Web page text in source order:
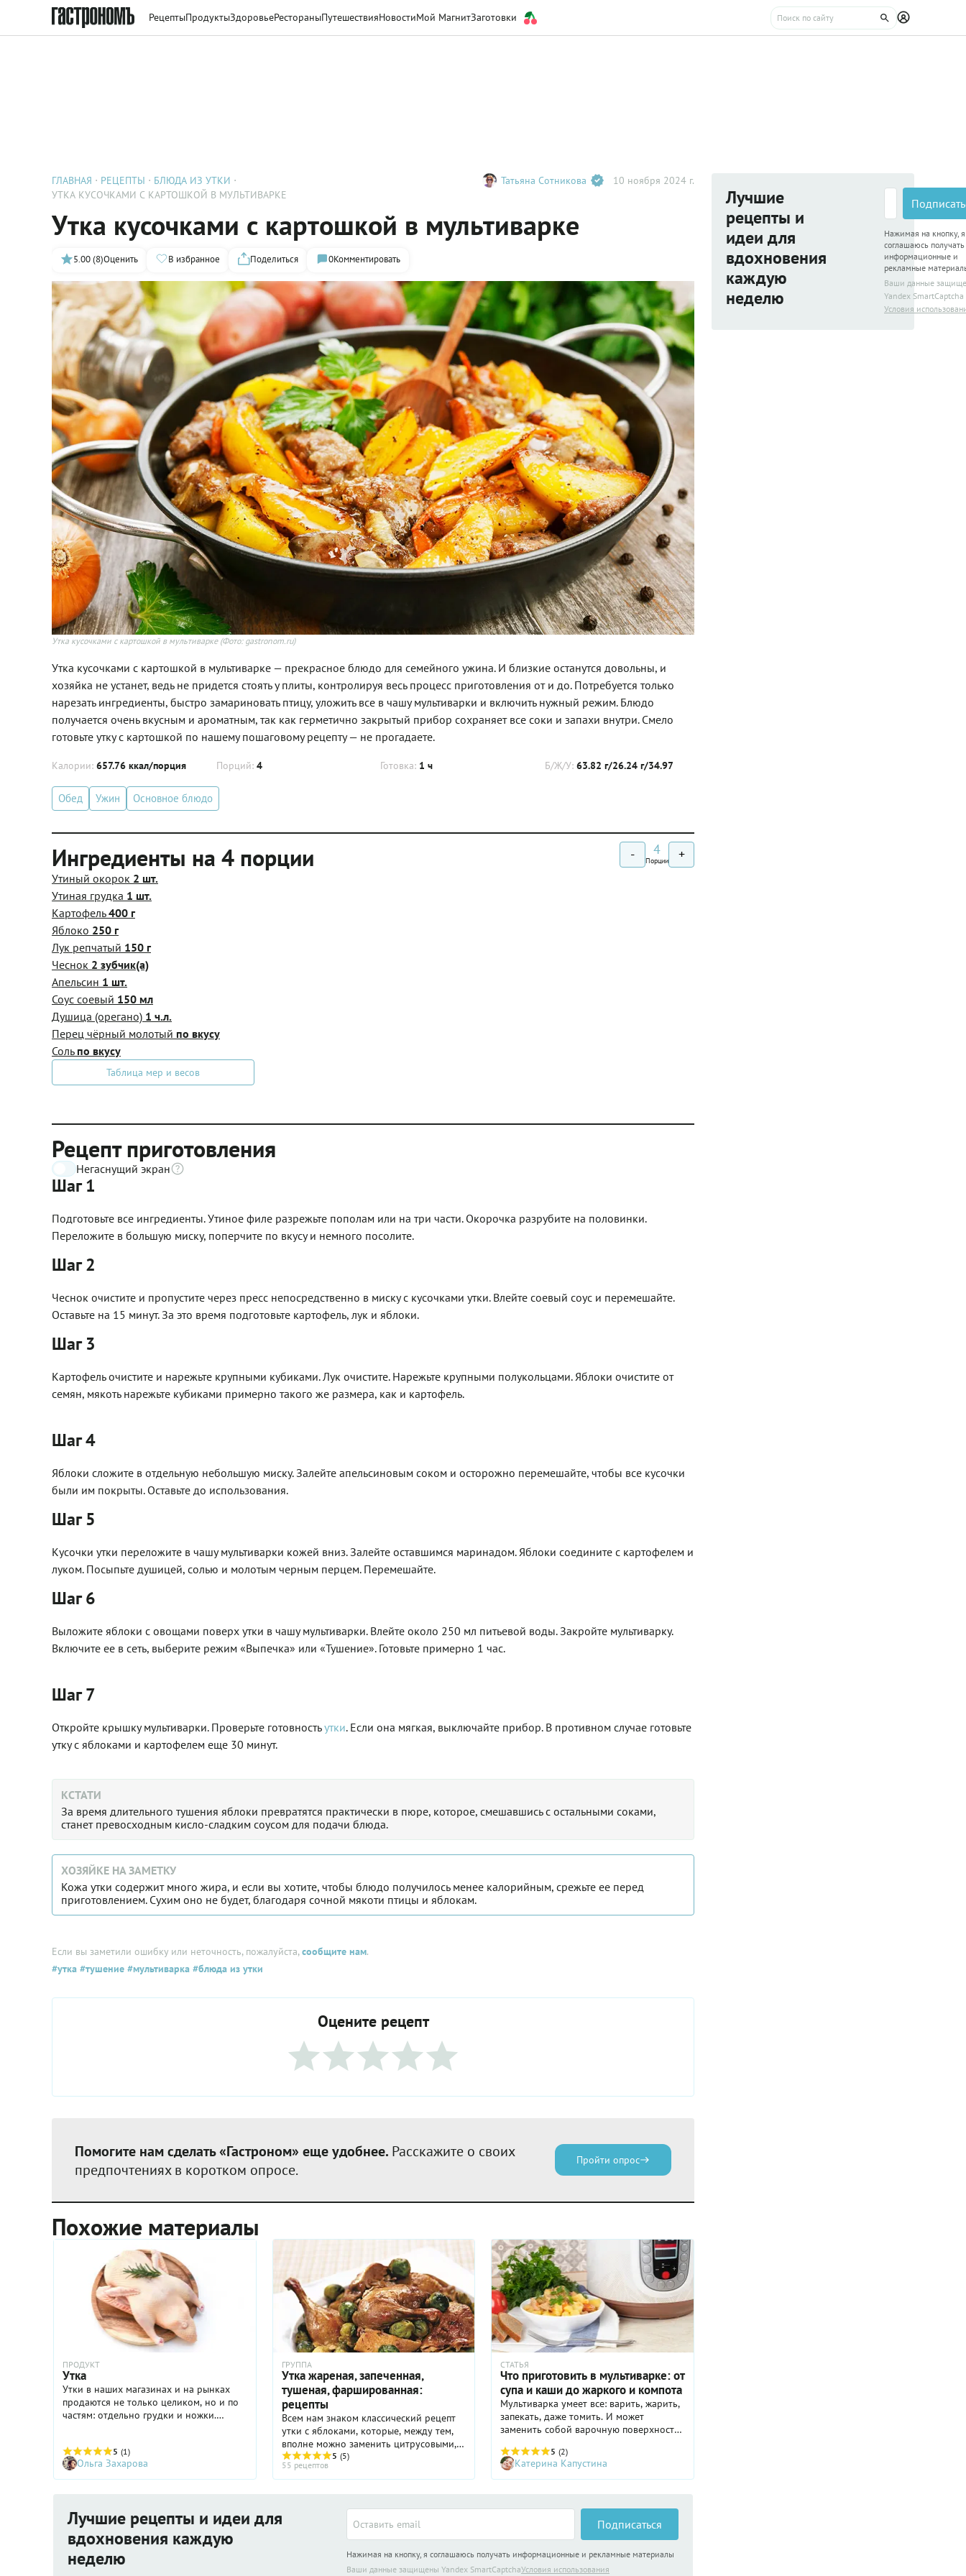
РецептыПродуктыЗдоровьеРестораныПутешествияНовостиМой МагнитЗаготовки
ГЛАВНАЯ РЕЦЕПТЫ
БЛЮДА ИЗ УТКИ
УТКА КУСОЧКАМИ С КАРТОШКОЙ В МУЛЬТИВАРКЕ
Татьяна Сотникова 10 ноября 2024 г.
Утка кусочками с картошкой в мультиварке
5.00 (8)Оценить В избранное Поделиться 0Комментировать
Утка кусочками с картошкой в мультиварке(Фото: gastronom.ru)
Утка кусочками с картошкой в мультиварке — прекрасное блюдо для семейного ужина. И близкие останутся довольны, и
хозяйка не устанет, ведь не придется стоять у плиты, контролируя весь процесс приготовления от и до. Потребуется только
нарезать ингредиенты, быстро замариновать птицу, уложить все в чашу мультиварки и включить нужный режим. Блюдо
получается очень вкусным и ароматным, так как герметично закрытый прибор сохраняет все соки и запахи внутри. Смело
готовьте утку с картошкой по нашему пошаговому рецепту — не прогадаете.
Калории: 657.76 ккал/порция Порций: 4 Готовка: 1 ч Б/Ж/У: 63.82 г/26.24 г/34.97
Обед Ужин Основное блюдо
Ингредиенты на 4 порции - 4
Порции +
Утиный окорок 2 шт.
Утиная грудка 1 шт.
Картофель400 г
Яблоко 250 г
Лук репчатый 150 г
Чеснок 2 зубчик(а)
Апельсин 1 шт.
Соус соевый 150 мл
Душица (орегано) 1 ч.л.
Перец чёрный молотый по вкусу
Соль по вкусу
Таблица мер и весов
Рецепт приготовления
Негаснущий экран
Шаг 1
Подготовьте все ингредиенты. Утиное филе разрежьте пополам или на три части. Окорочка разрубите на половинки.
Переложите в большую миску, поперчите по вкусу и немного посолите.
Шаг 2
Чеснок очистите и пропустите через пресс непосредственно в миску с кусочками утки. Влейте соевый соус и перемешайте.
Оставьте на 15 минут. За это время подготовьте картофель, лук и яблоки.
Шаг 3
Картофель очистите и нарежьте крупными кубиками. Лук очистите. Нарежьте крупными полукольцами. Яблоки очистите от
семян, мякоть нарежьте кубиками примерно такого же размера, как и картофель.
Шаг 4
Яблоки сложите в отдельную небольшую миску. Залейте апельсиновым соком и осторожно перемешайте, чтобы все кусочки
были им покрыты. Оставьте до использования.
Шаг 5
Кусочки утки переложите в чашу мультиварки кожей вниз. Залейте оставшимся маринадом. Яблоки соедините с картофелем и
луком. Посыпьте душицей, солью и молотым черным перцем. Перемешайте.
Шаг 6
Выложите яблоки с овощами поверх утки в чашу мультиварки. Влейте около 250 мл питьевой воды. Закройте мультиварку.
Включите ее в сеть, выберите режим «Выпечка» или «Тушение». Готовьте примерно 1 час.
Шаг 7
Откройте крышку мультиварки. Проверьте готовностьутки. Если она мягкая, выключайте прибор. В противном случае готовьте
утку с яблоками и картофелем еще 30 минут.
КСТАТИ
За время длительного тушения яблоки превратятся практически в пюре, которое, смешавшись с остальными соками,
станет превосходным кисло-сладким соусом для подачи блюда.
ХОЗЯЙКЕ НА ЗАМЕТКУ
Кожа утки содержит много жира, и если вы хотите, чтобы блюдо получилось менее калорийным, срежьте ее перед
приготовлением. Сухим оно не будет, благодаря сочной мякоти птицы и яблокам.
Если вы заметили ошибку или неточность, пожалуйста,сообщите нам.
#утка #тушение #мультиварка #блюда из утки
Оцените рецепт
Помогите нам сделать «Гастроном» еще удобнее. Расскажите о своих
предпочтениях в коротком опросе.
Пройти опрос
Похожие материалы
ПРОДУКТ
Утка
Утки в наших магазинах и на рынках
продаются не только целиком, но и по
частям: отдельно грудки и ножки.
кулинары считают утку птицей
праздничной, запекая ее чаще всего на
новогодние праздники целиком.
5 (1)
Ольга Захарова
ГРУППА
Утка жареная, запеченная,
тушеная, фаршированная:
рецепты
Всем нам знаком классический рецепт
утки с яблоками, которые, между тем,
вполне можно заменить цитрусовыми,
сливами, айвой или грушами. Не говоря
уж о том, что утиный вкус легко сделать
более тонким – при помощи майорана,
5 (5)
55 рецептов
СТАТЬЯ
Что приготовить в мультиварке: от
супа и каши до жаркого и компота
Мультиварка умеет все: варить, жарить,
запекать, даже томить. И может
заменить собой варочную поверхность,
су-вид и фритюрницу.
5 (2)
Катерина Капустина
Лучшие рецепты и идеи для
вдохновения каждую
неделю
Подписаться
Нажимая на кнопку, я соглашаюсь получать информационные и рекламные материалы
Ваши данные защищены Yandex SmartCaptchaУсловия использования
Лучшие
рецепты и
идеи для
вдохновения
каждую
неделю
Нажимая на кнопку, я
соглашаюсь получать
информационные и
рекламные
Ваши данные
Yandex SmartCaptcha
Условия